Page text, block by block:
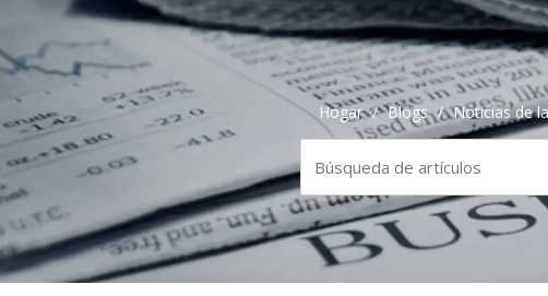
Hogar / Blogs / Noticias de